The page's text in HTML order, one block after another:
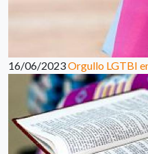
16/06/2023Orgullo LGTBI